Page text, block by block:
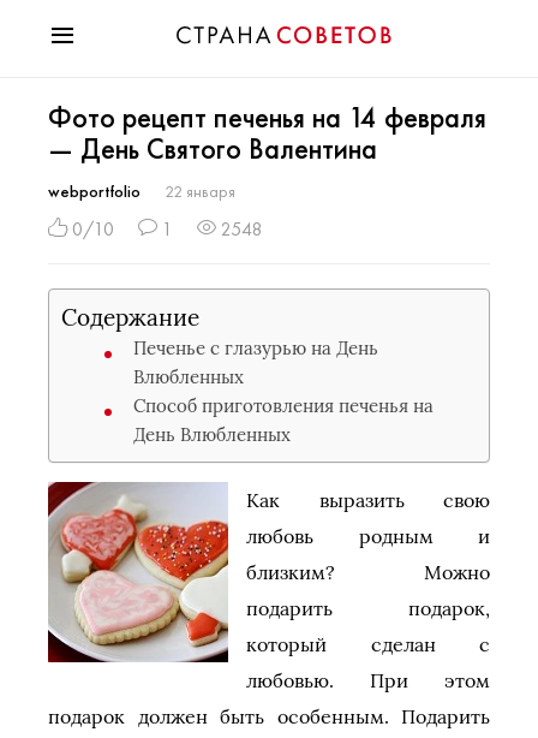
Мода
Звезды
Гороскопы
Здоровье
Хобби
Разное
Праздники
Фото рецепт печенья на 14 февраля
— День Святого Валентина
webportfolio 22 января
0/10 1 2548
Содержание
Печенье с глазурью на День
Влюбленных
Способ приготовления печенья на
День Влюбленных
Как выразить свою
любовь родным и
близким? Можно
подарить подарок,
который сделан с
любовью. При этом
подарок должен быть особенным. Подарить